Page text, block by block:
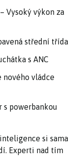
Vysoký výkon za
střední třída
s ANC
nového vládce
s powerbankou
si sama
Experti nad tím